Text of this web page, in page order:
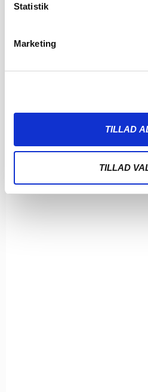
Statistik
Marketing
TILLAD
TILLAD
Abdirahman efter sæsonens første